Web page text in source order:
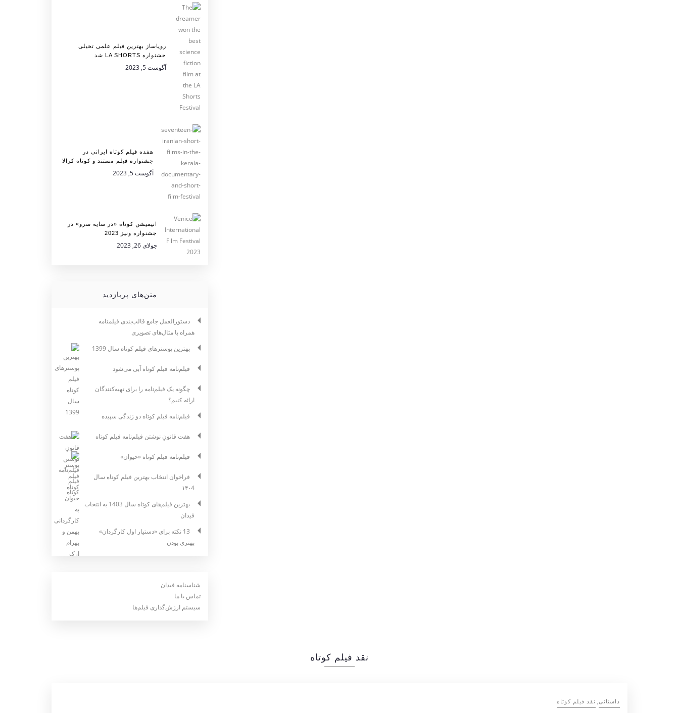
رویاساز بهترین فیلم علمی تخیلی
جشنواره LA SHORTS شد
آگوست 5, 2023
هفده فیلم کوتاه ایرانی در
جشنواره فیلم مستند و کوتاه کرالا
آگوست 5, 2023
انیمیشن کوتاه «در سایه سرو» در
جشنواره ونیز 2023
جولای 26, 2023
متن‌های پربازدید
دستورالعمل جامع قالب‌بندی فیلمنامه
همراه با مثال‌های تصویری
بهترین پوسترهای فیلم کوتاه سال 1399
فیلم‌نامه فیلم کوتاه آبی می‌شود
چگونه یک فیلم‌نامه را برای تهیه‌کنندگان
ارائه کنیم؟
فیلم‌نامه فیلم کوتاه دو زندگی سپیده
هفت قانونِ نوشتن فیلم‌نامه فیلم کوتاه
فیلم‌نامه فیلم کوتاه «حیوان»
فراخوان انتخاب بهترین فیلم کوتاه سال
۱۴۰4
بهترین فیلم‌های کوتاه سال 1403 به انتخاب
فیدان
13 نکته برای «دستیار اول کارگردان»
بهتری بودن
شناسنامه فیدان
تماس با ما
سیستم ارزش‌گذاری فیلم‌ها
نقد فیلم کوتاه
داستانی, نقد فیلم کوتاه